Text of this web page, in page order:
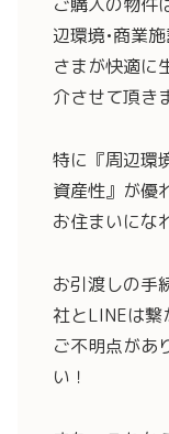
辺環境•商業
さまが快適に
介させて頂き
特に『周辺環
資産性』が優
お住まいにな
お引渡しの手
社とLINEは繋
ご不明点があ
い！